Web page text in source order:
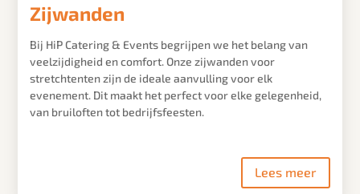
Zijwanden
Bij HiP Catering & Events begrijpen we het belang van
veelzijdigheid en comfort. Onze zijwanden voor
stretchtenten zijn de ideale aanvulling voor elk
evenement. Dit maakt het perfect voor elke gelegenheid,
van bruiloften tot bedrijfsfeesten.
Lees meer